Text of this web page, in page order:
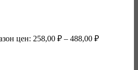
цен: 258,00 ₽ – 488,00 ₽